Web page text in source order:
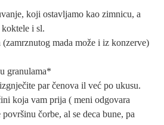
koji ostavljamo kao zimnicu, a
i sl.
mada može i iz konzerve)
granulama*
par čenova il već po ukusu.
koja vam prija ( meni odgovara
čorbe, al se deca bune, pa